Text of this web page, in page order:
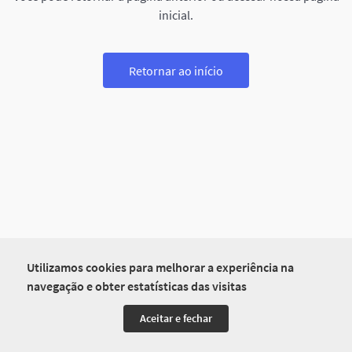
Utilizamos cookies para melhorar a experiência na
navegação e obter estatísticas das visitas
Aceitar e fechar
inicial.
Retornar ao início